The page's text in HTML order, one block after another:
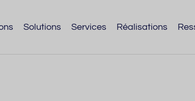
Solutions Services Réalisations